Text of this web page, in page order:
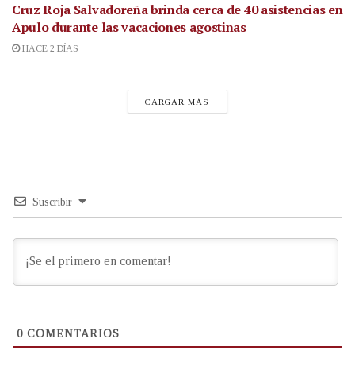
Cruz Roja Salvadoreña brinda cerca de 40 asistencias en
Apulo durante las vacaciones agostinas
HACE 2 DÍAS
CARGAR MÁS
Suscribir
0 COMENTARIOS